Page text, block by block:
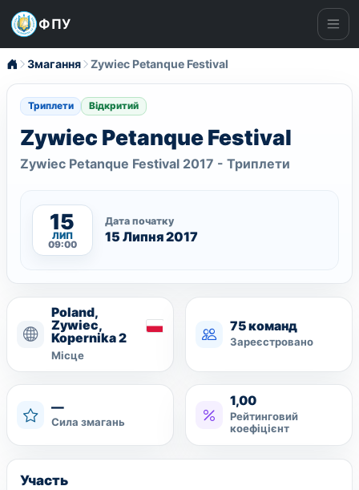
ФПУ
Змагання Zywiec Petanque Festival
Триплети Відкритий
Zywiec Petanque Festival
Zywiec Petanque Festival 2017 - Триплети
15
ЛИП
09:00
Дата початку
15 Липня 2017
Poland,
Zywiec,
Kopernika 2
Місце
75 команд
Зареєстровано
—
Сила змагань
1,00
Рейтинговий
коефіцієнт
Участь